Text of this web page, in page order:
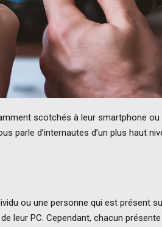
scotchés à leur smartphone ou
parle d’internautes d’un plus haut
ou une personne qui est présent
leur PC. Cependant, chacun